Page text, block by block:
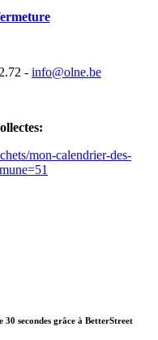
- info@olne.be
mon-calendrier-des-
30 secondes grâce à BetterStreet